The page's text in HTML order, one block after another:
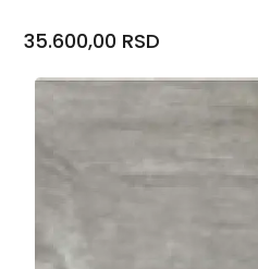
35.600,00 RSD